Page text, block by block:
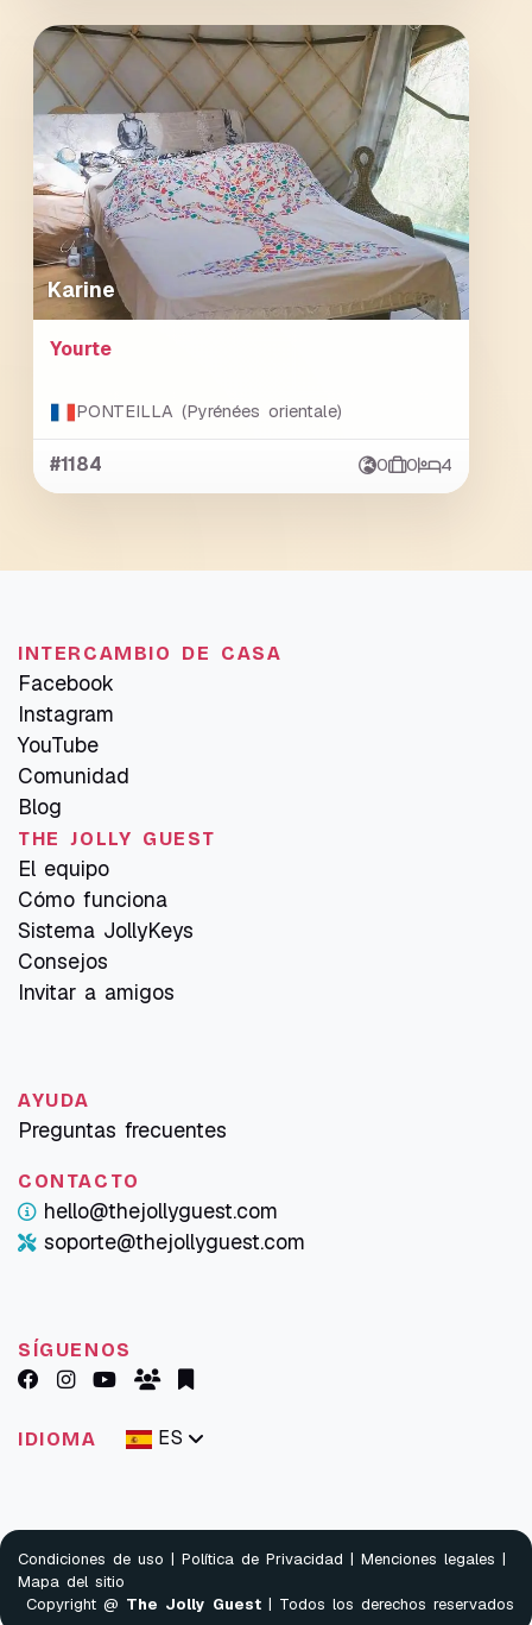
Karine
Yourte
PONTEILLA (Pyrénées orientale)
#1184 0 0 4
INTERCAMBIO DE CASA
Facebook
Instagram
YouTube
Comunidad
Blog
THE JOLLY GUEST
El equipo
Cómo funciona
Sistema JollyKeys
Consejos
Invitar a amigos
AYUDA
Preguntas frecuentes
CONTACTO
hello@thejollyguest.com
soporte@thejollyguest.com
SÍGUENOS
IDIOMA ES
Condiciones de uso Política de Privacidad Menciones legales
Mapa del sitio
Copyright @ The Jolly Guest | Todos los derechos reservados